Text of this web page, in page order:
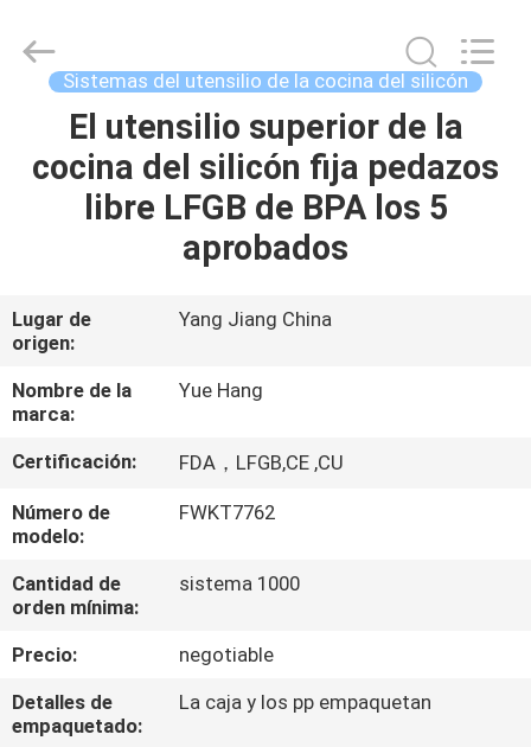
HOGAR
PRODUCTOS
NOSOTROS
VIAJE
DE
LA
FÁBRICA
CONTROL
CALIDAD
cocina
Sistemas del utensilio de la cocina del silicón
El utensilio superior de la
cocina del silicón fija pedazos
libre LFGB de BPA los 5
aprobados
Lugar de
origen:
Yang Jiang China
Nombre de la
marca:
Yue Hang
Certificación: FDA，LFGB,CE ,CU
Número de
modelo:
FWKT7762
Cantidad de
orden mínima:
sistema 1000
Precio:
negotiable
Detalles de
empaquetado:
La caja y los pp empaquetan